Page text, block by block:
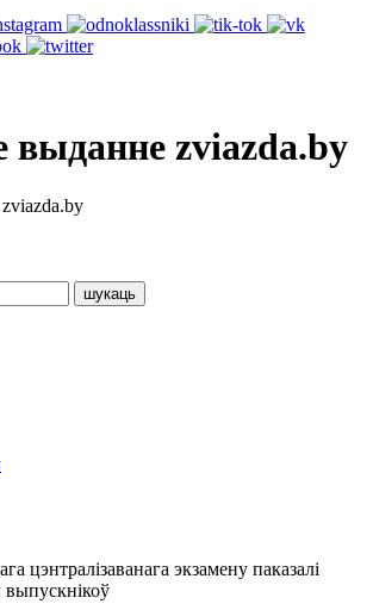
выданне zviazda.by
цэнтралізаванага экзамену паказалі